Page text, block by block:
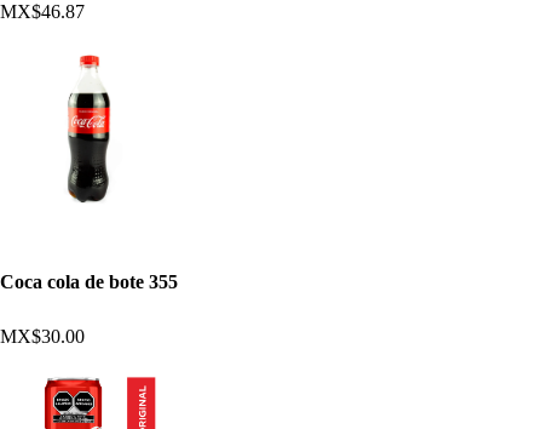
MX$46.87
Coca cola de bote 355
MX$30.00